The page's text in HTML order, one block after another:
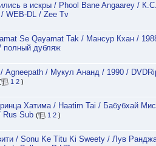
в искры / Phool Bane Angaarey /
WEB-DL / Zee Tv
Se Qayamat Tak / Мансур Кхан /
полный дубляж
Agneepath / Мукул Ананд / 1990 /
1 2 )
Хатима / Haatim Tai / Бабубхай
Rus Sub ( 1 2 )
/ Sonu Ke Titu Ki Sweety / Лув